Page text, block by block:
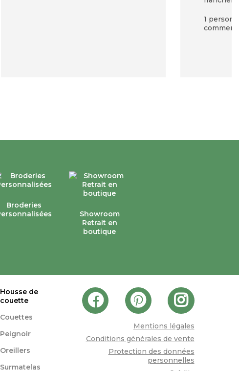
qualité
finitions.
1
Broderies
Showroom
Retrait en
boutique
Housse de
couette
Couettes
Peignoir
Oreillers
Surmatelas
Mentions légales
Conditions générales de vente
Protection des données
personnelles